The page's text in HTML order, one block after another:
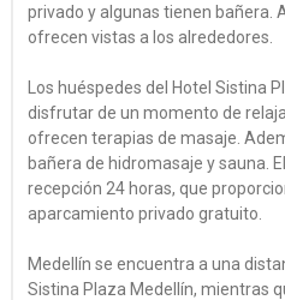
privado y algunas tienen bañera.
ofrecen vistas a los alrededores.
Los huéspedes del Hotel Sistina
disfrutar de un momento de
ofrecen terapias de masaje.
bañera de hidromasaje y sauna.
recepción 24 horas, que
aparcamiento privado gratuito.
Medellín se encuentra a una
Sistina Plaza Medellín, mientras